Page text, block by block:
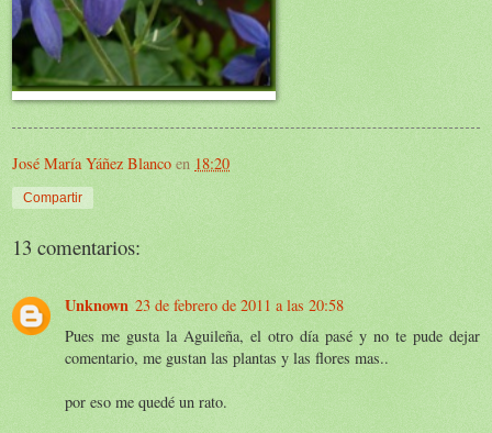
José María Yáñez Blanco en 18:20
Compartir
13 comentarios:
Unknown 23 de febrero de 2011 a las 20:58
Pues me gusta la Aguileña, el otro día pasé y no te pude dejar
comentario, me gustan las plantas y las flores mas..
por eso me quedé un rato.